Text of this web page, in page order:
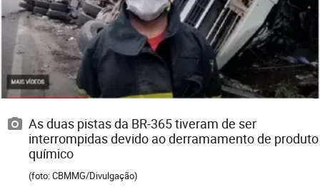
As duas pistas da BR-365 tiveram de ser
interrompidas devido ao derramamento de produto
químico
(foto: CBMMG/Divulgação)